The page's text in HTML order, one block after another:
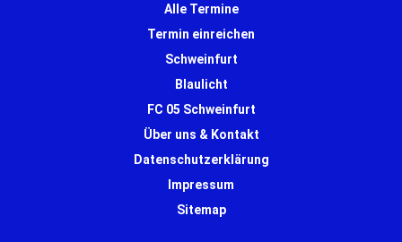
Alle Termine
Termin einreichen
Schweinfurt
Blaulicht
FC 05 Schweinfurt
Über uns & Kontakt
Datenschutzerklärung
Impressum
Sitemap